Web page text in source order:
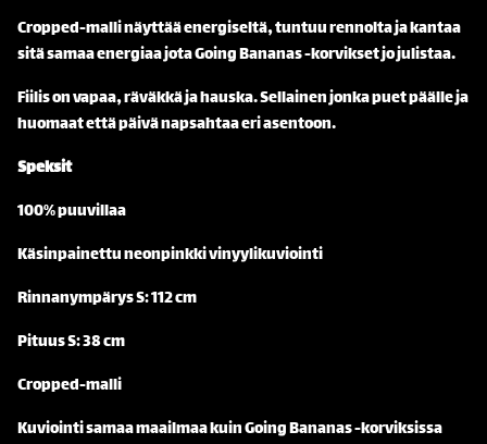
Cropped-malli näyttää energiseltä, tuntuu rennolta ja kantaa
sitä samaa energiaa jota Going Bananas -korvikset jo julistaa.
Fiilis on vapaa, räväkkä ja hauska. Sellainen jonka puet päälle ja
huomaat että päivä napsahtaa eri asentoon.
Speksit
100% puuvillaa
Käsinpainettu neonpinkki vinyylikuviointi
Rinnanympärys S: 112 cm
Pituus S: 38 cm
Cropped-malli
Kuviointi samaa maailmaa kuin Going Bananas -korviksissa